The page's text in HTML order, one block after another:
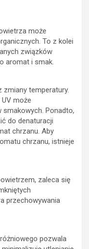
może
To z kolei
związków
aromat i smak.
zmiany temperatury.
UV może
smakowych. Ponadto,
do denaturacji
chrzanu. Aby
chrzanu, istnieje
zaleca się
przechowywania
pozwala